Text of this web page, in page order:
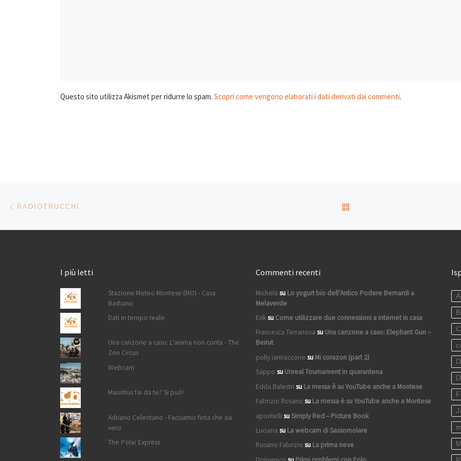
Questo sito utilizza Akismet per ridurre lo spam. Scopri come vengono elaborati i dati derivati dai commenti.
Navigazione articoli
RADIOTRUCCHI
I più letti
Stazione Meteo Montese (MO) - Casa
Bastiano
Dati in tempo reale
Una canzone a caso: L'anima non conta - The
Zen Circus
Webcam
Mauritius fai da te? Si può!
Adriano Celentano - Facciamo finta che sia
vero
The Polar Express
Commenti recenti
Michela su Lo yogurt bio dell’Antico Podere Bernardi a
Melaverde
Eriksu Come utilizzare due connessioni a internet in casa
Francesca Terranova su Una canzone a caso: Elephant Gun –
Beirut
polly iannaccone su Mi corazon (part 2)
Sappo su Unreal Tournament in quarantena
Edda Balestri su La messa è su YouTube anche a Montese
Fabrizio Rosano su La messa è su YouTube anche a Montese
apontelli suSimply Red – Picture Book
Luciana su La webcam di Sassomolare
Rosano Fabrizio su La prima neve